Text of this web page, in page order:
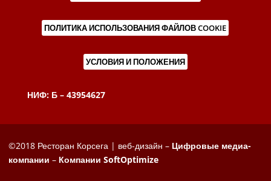
ПОЛИТИКА ИСПОЛЬЗОВАНИЯ ФАЙЛОВ COOKIE
УСЛОВИЯ И ПОЛОЖЕНИЯ
НИФ: Б – 43954627
©2018 Ресторан Корсега | веб-дизайн – Цифровые медиа-
компании – Компании SoftOptimize